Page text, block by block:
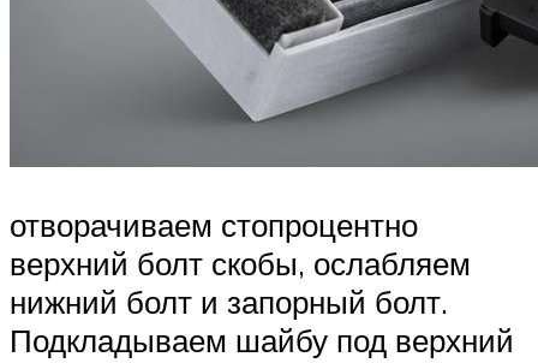
отворачиваем стопроцентно
верхний болт скобы, ослабляем
нижний болт и запорный болт.
Подкладываем шайбу под верхний